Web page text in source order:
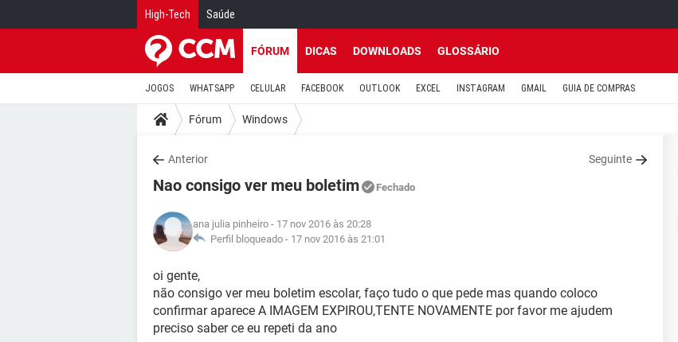
High-Tech Saúde
FÓRUM DICAS DOWNLOADS GLOSSÁRIO
JOGOS WHATSAPP CELULAR FACEBOOK OUTLOOK EXCEL INSTAGRAM GMAIL GUIA DE COMPRAS
Fórum Windows
Anterior Seguinte
Nao consigo ver meu boletim Fechado
ana julia pinheiro - 17 nov 2016 às 20:28
Perfil bloqueado - 17 nov 2016 às 21:01
oi gente,
não consigo ver meu boletim escolar, faço tudo o que pede mas quando coloco
confirmar aparece A IMAGEM EXPIROU,TENTE NOVAMENTE por favor me ajudem
preciso saber ce eu repeti da ano